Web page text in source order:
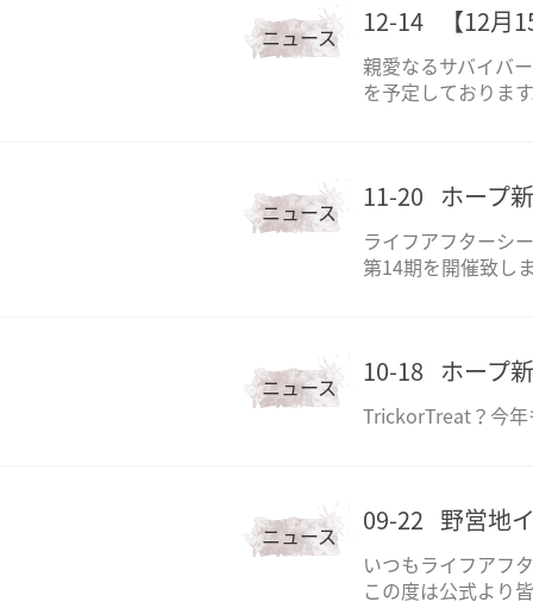
ニュース
12-14 【12月
親愛なるサバイバ
を予定しておりま
ニュース
11-20 ホープ
ライフアフターシ
第14期を開催致し
ニュース
10-18 ホープ
TrickorTreat？今年
ニュース
09-22 野営地
いつもライフアフ
この度は公式より